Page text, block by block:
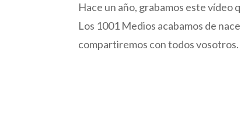
Hace un año, grabamos este vídeo
Los 1001 Medios acabamos de
compartiremos con todos vosotros.